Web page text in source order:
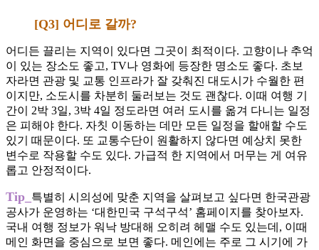
[Q3] 어디로 갈까?
어디든 끌리는 지역이 있다면 그곳이 최적이다. 고향이나 추억
이 있는 장소도 좋고, TV나 영화에 등장한 명소도 좋다. 초보
자라면 관광 및 교통 인프라가 잘 갖춰진 대도시가 수월한 편
이지만, 소도시를 차분히 둘러보는 것도 괜찮다. 이때 여행 기
간이 2박 3일, 3박 4일 정도라면 여러 도시를 옮겨 다니는 일정
은 피해야 한다. 자칫 이동하는 데만 모든 일정을 할애할 수도
있기 때문이다. 또 교통수단이 원활하지 않다면 예상치 못한
변수로 작용할 수도 있다. 가급적 한 지역에서 머무는 게 여유
롭고 안정적이다.
Tip_ 특별히 시의성에 맞춘 지역을 살펴보고 싶다면 한국관광
공사가 운영하는 ‘대한민국 구석구석’ 홈페이지를 찾아보자.
국내 여행 정보가 워낙 방대해 오히려 헤맬 수도 있는데, 이때
메인 화면을 중심으로 보면 좋다. 메인에는 주로 그 시기에 가